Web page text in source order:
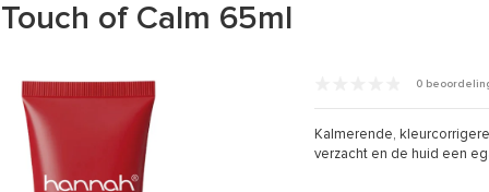
of Calm 65ml
0
Kalmerende,
verzacht en de huid een